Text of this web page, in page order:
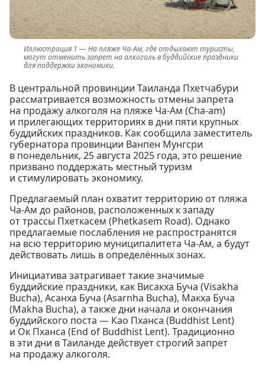
На пляже Ча-Ам, где отдыхают туристы,
могут отменить запрет на алкоголь в буддийские праздники
для поддержки экономики.
В центральной провинции Таиланда Пхетчабури
рассматривается возможность отмены запрета
на продажу алкоголя на пляже Ча-Ам (Cha-am)
и прилегающих территориях в дни пяти крупных
буддийских праздников. Как сообщила заместитель
губернатора провинции Ванпен Мунгсри
в понедельник, 25 августа 2025 года, это решение
призвано поддержать местный туризм
и стимулировать экономику.
Предлагаемый план охватит территорию от пляжа
Ча-Ам до районов, расположенных к западу
от трассы Пхеткасем (Phetkasem Road). Однако
предлагаемые послабления не распространятся
на всю территорию муниципалитета Ча-Ам, а будут
действовать лишь в определённых зонах.
Инициатива затрагивает такие значимые
буддийские праздники, как Висакха Буча (Visakha
Bucha), Асанха Буча (Asarnha Bucha), Макха Буча
(Makha Bucha), а также дни начала и окончания
буддийского поста — Као Пханса (Buddhist Lent)
и Ок Пханса (End of Buddhist Lent). Традиционно
в эти дни в Таиланде действует строгий запрет
на продажу алкоголя.